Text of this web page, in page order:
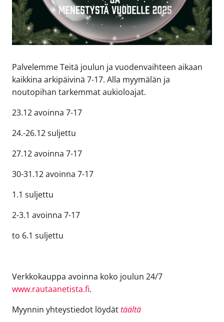
Palvelemme Teitä joulun ja vuodenvaihteen aikaan
kaikkina arkipäivinä 7-17. Alla myymälän ja
noutopihan tarkemmat aukioloajat.
23.12 avoinna 7-17
24.-26.12 suljettu
27.12 avoinna 7-17
30-31.12 avoinna 7-17
1.1 suljettu
2-3.1 avoinna 7-17
to 6.1 suljettu
Verkkokauppa avoinna koko joulun 24/7
www.rautaanetista.fi.
Myynnin yhteystiedot löydättäältä